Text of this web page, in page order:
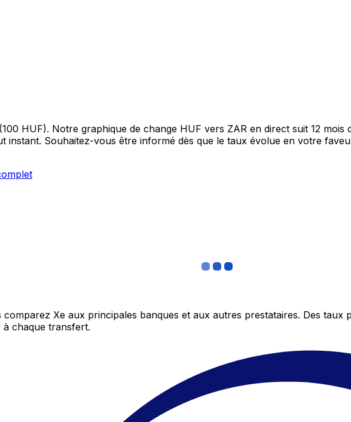
HUF). Notre graphique de change HUF vers ZAR en direct suit 12
instant. Souhaitez-vous être informé dès que le taux évolue en votre
Xe aux principales banques et aux autres prestataires. Des taux
chaque transfert.